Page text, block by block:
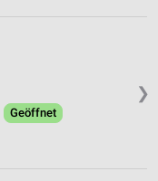
❯
Geöffnet